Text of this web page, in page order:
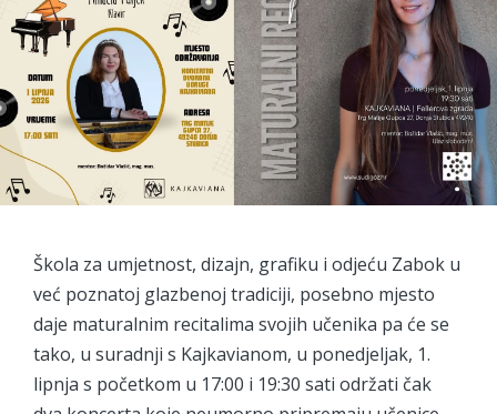
Škola za umjetnost, dizajn, grafiku i odjeću Zabok u
već poznatoj glazbenoj tradiciji, posebno mjesto
daje maturalnim recitalima svojih učenika pa će se
tako, u suradnji s Kajkavianom, u ponedjeljak, 1.
lipnja s početkom u 17:00 i 19:30 sati održati čak